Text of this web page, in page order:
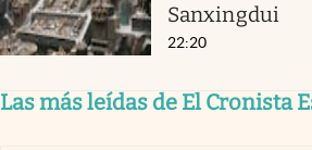
Sanxingdui
22:20
Las más leídas de El Cronista